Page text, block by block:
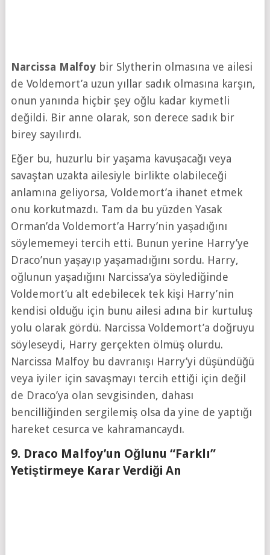
Narcissa Malfoybir Slytherin olmasına ve ailesi
de Voldemort’a uzun yıllar sadık olmasına karşın,
onun yanında hiçbir şey oğlu kadar kıymetli
değildi. Bir anne olarak, son derece sadık bir
birey sayılırdı.
Eğer bu, huzurlu bir yaşama kavuşacağı veya
savaştan uzakta ailesiyle birlikte olabileceği
anlamına geliyorsa, Voldemort’a ihanet etmek
onu korkutmazdı. Tam da bu yüzden Yasak
Orman’da Voldemort’a Harry’nin yaşadığını
söylememeyi tercih etti. Bunun yerine Harry’ye
Draco’nun yaşayıp yaşamadığını sordu. Harry,
oğlunun yaşadığını Narcissa’ya söylediğinde
Voldemort’u alt edebilecek tek kişi Harry’nin
kendisi olduğu için bunu ailesi adına bir kurtuluş
yolu olarak gördü. Narcissa Voldemort’a doğruyu
söyleseydi, Harry gerçekten ölmüş olurdu.
Narcissa Malfoy bu davranışı Harry’yi düşündüğü
veya iyiler için savaşmayı tercih ettiği için değil
de Draco’ya olan sevgisinden, dahası
bencilliğinden sergilemiş olsa da yine de yaptığı
hareket cesurca ve kahramancaydı.
9. Draco Malfoy’un Oğlunu “Farklı”
Yetiştirmeye Karar Verdiği An